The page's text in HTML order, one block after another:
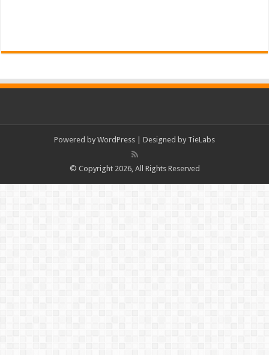
Powered by WordPress | Designed by TieLabs
© Copyright 2026, All Rights Reserved